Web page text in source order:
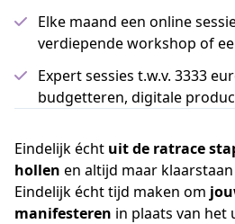
Elke maand een online
verdiepende workshop of
Expert sessies t.w.v. 3333
budgetteren, digitale
Eindelijk écht uit de ratrace
hollen en altijd maar
Eindelijk écht tijd maken om
manifesteren in plaats van het